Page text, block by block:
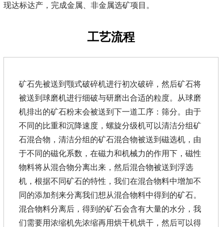
现达标达产，完成金属、非金属选矿项目。
工艺流程
矿石先被送到颚式破碎机进行初次破碎，然后矿石将
被送到球磨机进行细破与研磨出合适的粒度。从球磨
机排出的矿石粉末会被送到下一道工序：筛分。由于
不同的比重和沉降速度，螺旋分级机可以清洁分组矿
石混合物，清洁分组的矿石混合物被送到磁选机，由
于不同的磁化系数，在磁力和机械力的作用下，磁性
物料将从混合物分离出来，然后混合物被送到浮选
机，根据不同矿石的特性，我们在混合物料中增加不
同的添加剂来分离我们想从混合物料中得到的矿石。
混合物料分离后，得到的矿石会含有大量的水分，我
们需要用浓缩机先浓缩再用烘干机烘干，然后可以得